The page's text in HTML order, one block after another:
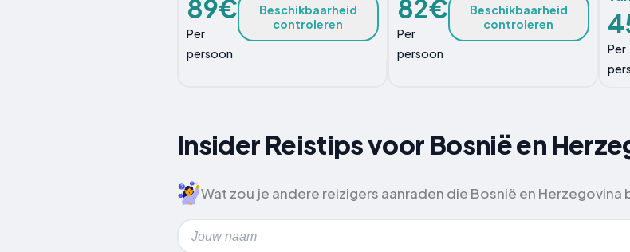
89€
Per
persoon
Beschikbaarheid
controleren
82€
Per
persoon
Beschikbaarheid
controleren
Per
Insider Reistips voor Bosnië en
Wat zou je andere reizigers aanraden die Bosnië en Herzegovina